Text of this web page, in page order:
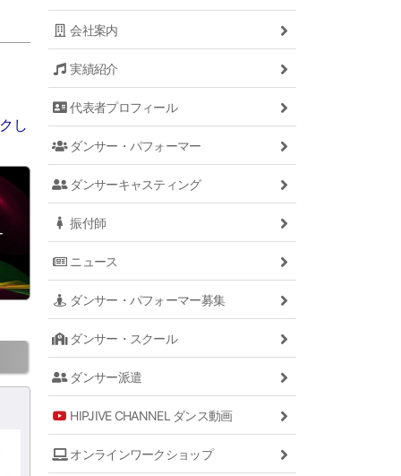
し
会社案内
実績紹介
代表者プロフィール
ダンサー・パフォーマー
ダンサーキャスティング
振付師
ニュース
ダンサー・パフォーマー募集
ダンサー・スクール
ダンサー派遣
HIPJIVE CHANNEL ダンス動画
オンラインワークショップ